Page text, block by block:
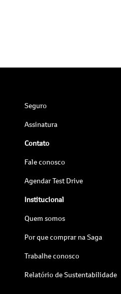
Seguro
Assinatura
Contato
Fale conosco
Agendar Test Drive
Institucional
Quem somos
Por que comprar na Saga
Trabalhe conosco
Relatório de Sustentabilidade